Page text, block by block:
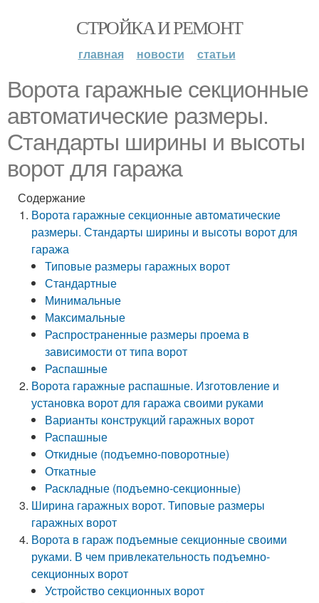
СТРОЙКА И РЕМОНТ
главная новости статьи
Ворота гаражные секционные
автоматические размеры.
Стандарты ширины и высоты
ворот для гаража
Содержание
Ворота гаражные секционные автоматические
размеры. Стандарты ширины и высоты ворот для
гаража
Типовые размеры гаражных ворот
Стандартные
Минимальные
Максимальные
Распространенные размеры проема в
зависимости от типа ворот
Распашные
Ворота гаражные распашные. Изготовление и
установка ворот для гаража своими руками
Варианты конструкций гаражных ворот
Распашные
Откидные (подъемно-поворотные)
Откатные
Раскладные (подъемно-секционные)
Ширина гаражных ворот. Типовые размеры
гаражных ворот
Ворота в гараж подъемные секционные своими
руками. В чем привлекательность подъемно-
секционных ворот
Устройство секционных ворот